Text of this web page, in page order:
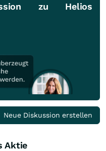
zu Helios
Neue Diskussion erstellen
Aktie